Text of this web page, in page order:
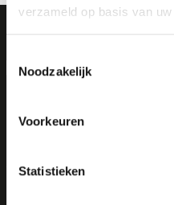
verzameld op basis van
Noodzakelijk
Voorkeuren
Statistieken
Vacatures